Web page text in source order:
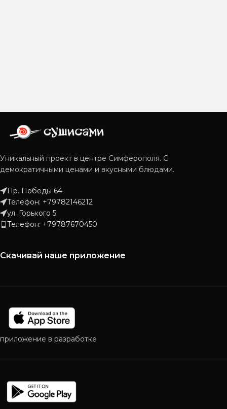
Уникальный проект в центре Симферополя. С
демократичными ценами и вкусными блюдами.
Пр. Победы 64
Телефон: +79782146212
ул. Горького 5
Телефон: +79787670450
Скачивай наше приложение
приложение в разработке